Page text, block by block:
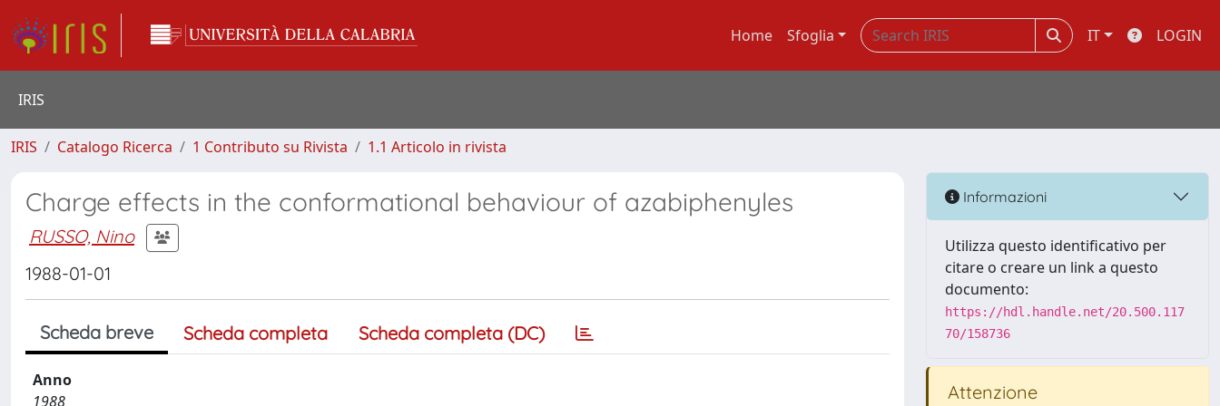
Home Sfoglia IT LOGIN
IRIS
IRIS Catalogo Ricerca 1 Contributo su Rivista 1.1 Articolo in rivista
Charge effects in the conformational behaviour of azabiphenyles
RUSSO, Nino
1988-01-01
Scheda breve Scheda completa Scheda completa (DC)
Anno
1988
Informazioni
Utilizza questo identificativo per
citare o creare un link a questo
documento:
https://hdl.handle.net/20.500.117
70/158736
Attenzione